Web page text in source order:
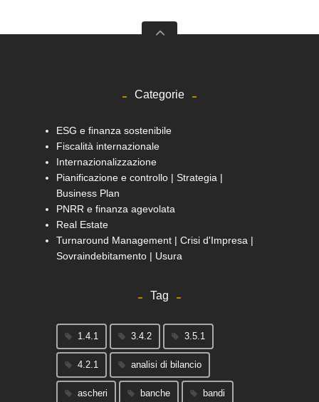
Categorie
ESG e finanza sostenibile
Fiscalità internazionale
Internazionalizzazione
Pianificazione e controllo | Strategia |
Business Plan
PNRR e finanza agevolata
Real Estate
Turnaround Management | Crisi d'Impresa |
Sovraindebitamento | Usura
Tag
1.4.1 3.4.2 3.5.1
4.2.1 analisi di bilancio
ascheri banche bandi